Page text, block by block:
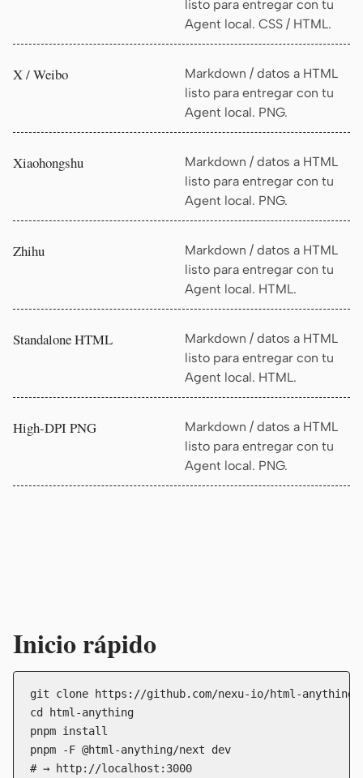
listo para entregar con tu
Agent local. CSS / HTML.
X / Weibo
Markdown / datos a HTML
listo para entregar con tu
Agent local. PNG.
Xiaohongshu
Markdown / datos a HTML
listo para entregar con tu
Agent local. PNG.
Zhihu
Markdown / datos a HTML
listo para entregar con tu
Agent local. HTML.
Standalone HTML
Markdown / datos a HTML
listo para entregar con tu
Agent local. HTML.
High-DPI PNG
Markdown / datos a HTML
listo para entregar con tu
Agent local. PNG.
Inicio rápido
git clone https://github.com/nexu-io/html-anything
cd html-anything
pnpm install
pnpm -F @html-anything/next dev
# → http://localhost:3000